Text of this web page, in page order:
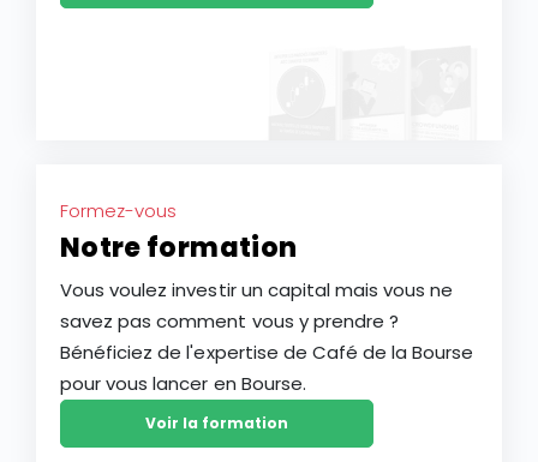
Formez-vous
Notre formation
Vous voulez investir un capital mais vous ne
savez pas comment vous y prendre ?
Bénéficiez de l'expertise de Café de la Bourse
pour vous lancer en Bourse.
Voir la formation